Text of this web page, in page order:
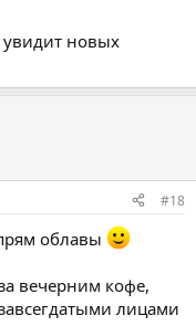
увидит новых
#18
облавы
вечерним кофе,
лицами